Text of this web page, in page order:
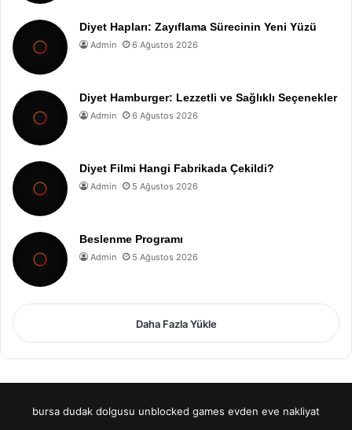
Diyet Hapları: Zayıflama Sürecinin Yeni Yüzü
Admin 6 Ağustos 2026
Diyet Hamburger: Lezzetli ve Sağlıklı Seçenekler
Admin 6 Ağustos 2026
Diyet Filmi Hangi Fabrikada Çekildi?
Admin 5 Ağustos 2026
Beslenme Programı
Admin 5 Ağustos 2026
Daha Fazla Yükle
bursa dudak dolgusu unblocked games evden eve nakliyat